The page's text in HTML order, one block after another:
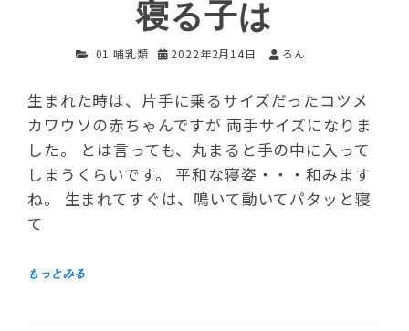
寝る子は
01 哺乳類 2022年2月14日 ろん
生まれた時は、片手に乗るサイズだったコツメ
カワウソの赤ちゃんですが 両手サイズになりま
した。 とは言っても、丸まると手の中に入って
しまうくらいです。 平和な寝姿・・・和みます
ね。 生まれてすぐは、鳴いて動いてパタッと寝
て